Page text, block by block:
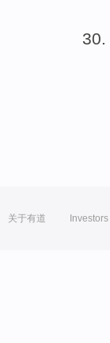
关于有道 Investors